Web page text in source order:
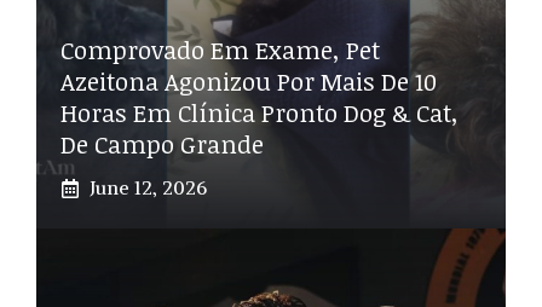
Comprovado Em Exame, Pet
Azeitona Agonizou Por Mais De 10
Horas Em Clínica Pronto Dog & Cat,
De Campo Grande
June 12, 2026